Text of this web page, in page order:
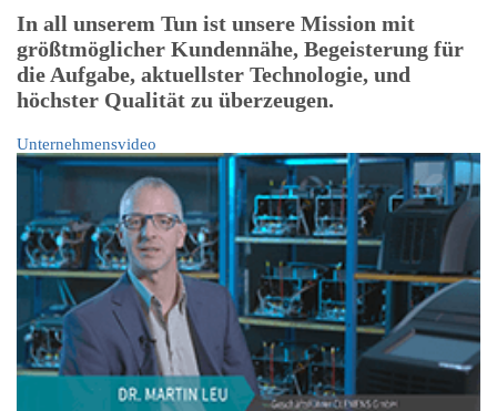
In all unserem Tun ist unsere Mission mit
größtmöglicher Kundennähe, Begeisterung für
die Aufgabe, aktuellster Technologie, und
höchster Qualität zu überzeugen.
Unternehmensvideo